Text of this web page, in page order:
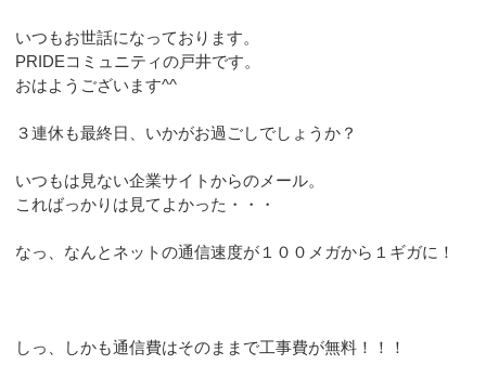
いつもお世話になっております。
PRIDEコミュニティの戸井です。
おはようございます^^
３連休も最終日、いかがお過ごしでしょうか？
いつもは見ない企業サイトからのメール。
こればっかりは見てよかった・・・
なっ、なんとネットの通信速度が１００メガから１ギガに！
しっ、しかも通信費はそのままで工事費が無料！！！